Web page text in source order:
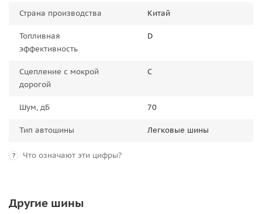
Страна производства Китай
Топливная
эффективность
D
Сцепление с мокрой
дорогой
C
Шум, дБ 70
Тип автошины Легковые шины
? Что означают эти цифры?
Другие шины